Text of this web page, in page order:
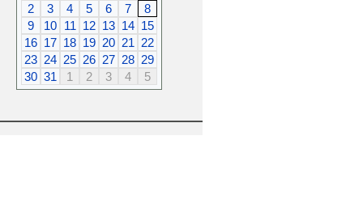
2
3 4 5 6 7
8
9
10 11 12 13 14 15
16 17 18 19 20 21 22
23 24 25 26 27 28 29
30 31 1 2 3 4 5